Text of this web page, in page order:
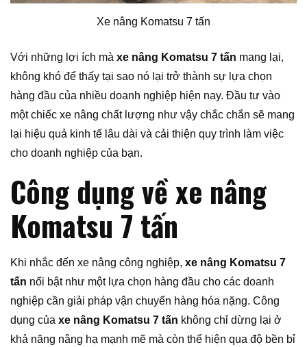
Xe nâng Komatsu 7 tấn
Với những lợi ích mà xe nâng Komatsu 7 tấn mang lại,
không khó để thấy tại sao nó lại trở thành sự lựa chọn
hàng đầu của nhiều doanh nghiệp hiện nay. Đầu tư vào
một chiếc xe nâng chất lượng như vậy chắc chắn sẽ mang
lại hiệu quả kinh tế lâu dài và cải thiện quy trình làm việc
cho doanh nghiệp của bạn.
Công dụng về xe nâng
Komatsu 7 tấn
Khi nhắc đến xe nâng công nghiệp, xe nâng Komatsu 7
tấn nổi bật như một lựa chọn hàng đầu cho các doanh
nghiệp cần giải pháp vận chuyển hàng hóa nặng. Công
dụng của xe nâng Komatsu 7 tấn không chỉ dừng lại ở
khả năng nâng hạ mạnh mẽ mà còn thể hiện qua độ bền bỉ